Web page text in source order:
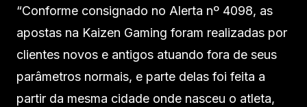
“Conforme consignado no Alerta nº 4098, as
apostas na Kaizen Gaming foram realizadas por
clientes novos e antigos atuando fora de seus
parâmetros normais, e parte delas foi feita a
partir da mesma cidade onde nasceu o atleta,